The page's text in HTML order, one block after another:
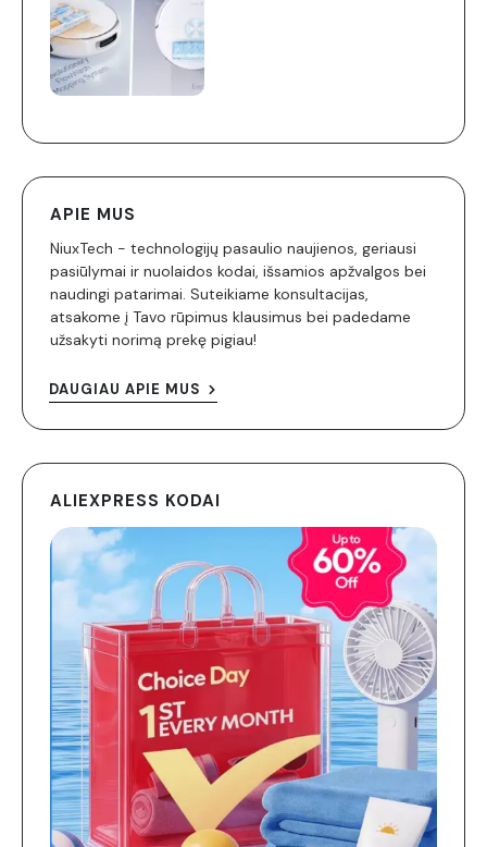
APIE MUS
NiuxTech - technologijų pasaulio naujienos, geriausi
pasiūlymai ir nuolaidos kodai, išsamios apžvalgos bei
naudingi patarimai. Suteikiame konsultacijas,
atsakome į Tavo rūpimus klausimus bei padedame
užsakyti norimą prekę pigiau!
DAUGIAU APIE MUS
ALIEXPRESS KODAI